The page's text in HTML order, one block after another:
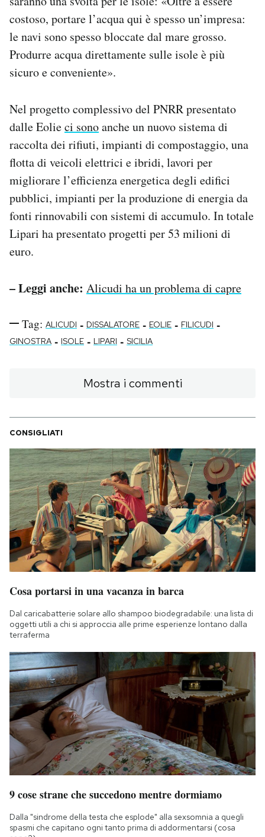
costoso, portare l’acqua qui è spesso un’impresa:
le navi sono spesso bloccate dal mare grosso.
Produrre acqua direttamente sulle isole è più
sicuro e conveniente».
Nel progetto complessivo del PNRR presentato
dalle Eolieci sonoanche un nuovo sistema di
raccolta dei rifiuti, impianti di compostaggio, una
flotta di veicoli elettrici e ibridi, lavori per
migliorare l’efficienza energetica degli edifici
pubblici, impianti per la produzione di energia da
fonti rinnovabili con sistemi di accumulo. In totale
Lipari ha presentato progetti per 53 milioni di
euro.
– Leggi anche: Alicudi ha un problema di capre
Tag: ALICUDI - DISSALATORE - EOLIE - FILICUDI -
GINOSTRA - ISOLE - LIPARI - SICILIA
Mostra i commenti
CONSIGLIATI
Cosa portarsi in una vacanza in barca
Dal caricabatterie solare allo shampoo biodegradabile: una lista di
oggetti utili a chi si approccia alle prime esperienze lontano dalla
terraferma
9 cose strane che succedono mentre dormiamo
Dalla "sindrome della testa che esplode" alla sexsomnia a quegli
spasmi che capitano ogni tanto prima di addormentarsi (cosa